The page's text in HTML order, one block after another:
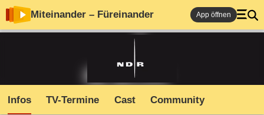
Miteinander – Füreinander App öffnen
Infos TV-Termine Cast Community